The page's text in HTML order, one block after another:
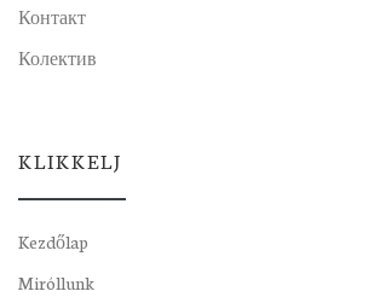
Контакт
Колектив
KLIKKELJ
Kezdőlap
Miróllunk